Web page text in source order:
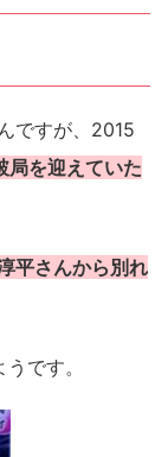
ですが、2015
局を迎えていた
平さんから別れ
です。